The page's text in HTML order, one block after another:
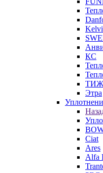
КС
ТИЖ
Этра
Ciat
Ares
Alfa